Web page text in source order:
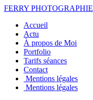
FERRY PHOTOGRAPHIE
Accueil
Actu
À propos de Moi
Portfolio
Tarifs séances
Contact
Mentions légales
Mentions légales